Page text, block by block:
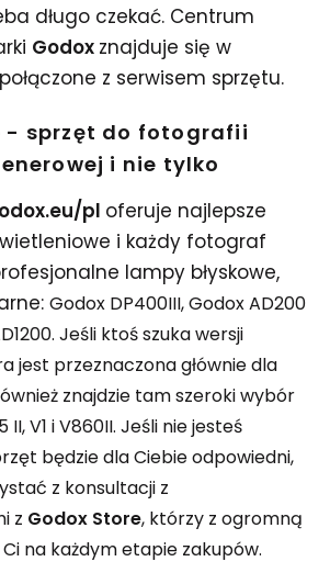
długo czekać. Centrum
Godox znajduje się w
z serwisem sprzętu.
- sprzęt do fotografii
i nie tylko
pl oferuje najlepsze
i każdy fotograf
lampy błyskowe,
Godox DP400III, Godox AD200
Jeśli ktoś szuka wersji
jest przeznaczona głównie dla
znajdzie tam szeroki wybór
V1 i V860II. Jeśli nie jesteś
będzie dla Ciebie odpowiedni,
z konsultacji z
z Godox Store, którzy z ogromną
na każdym etapie zakupów.